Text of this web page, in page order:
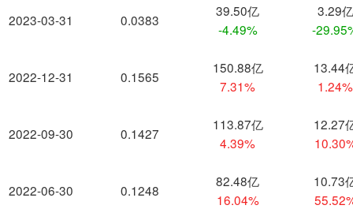
2023-03-31
2022-12-31
2022-09-30
2022-06-30
0.0383
39.50亿
-4.49%
3.29亿
-
0.1565
150.88亿
7.31%
13.44
1.24%
0.1427
113.87亿
4.39%
12.27
0.1248
82.48亿
16.04%
10.73